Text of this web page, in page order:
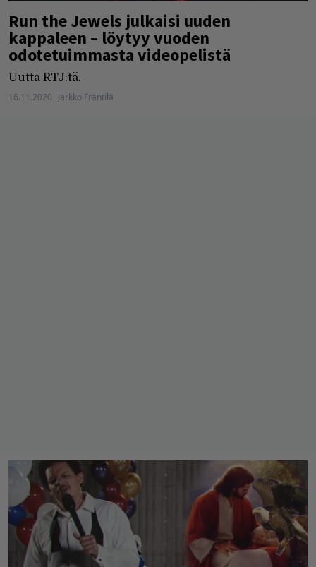
Run the Jewels julkaisi uuden
kappaleen – löytyy vuoden
odotetuimmasta videopelistä
Uutta RTJ:tä.
16.11.2020 Jarkko Fräntilä